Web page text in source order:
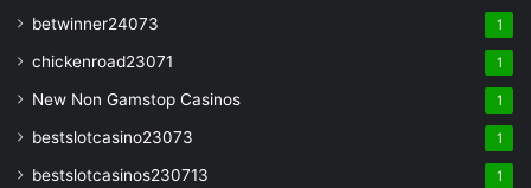
betwinner24073 1
chickenroad23071 1
New Non Gamstop Casinos 1
bestslotcasino23073 1
bestslotcasinos230713 1